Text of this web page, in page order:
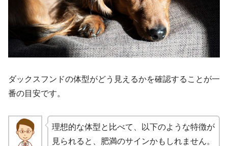
ダックスフンドの体型がどう見えるかを確認することが一
番の目安です。
理想的な体型と比べて、以下のような特徴が
見られると、肥満のサインかもしれません。